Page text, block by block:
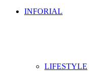
INFORIAL
LIFESTYLE